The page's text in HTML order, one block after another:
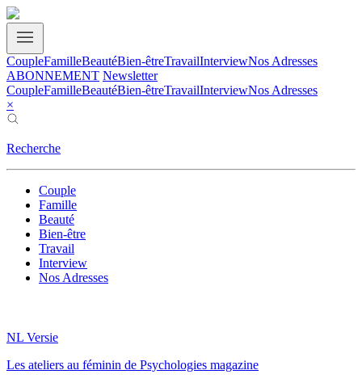
CoupleFamilleBeautéBien-êtreTravailInterviewNos Adresses
ABONNEMENT Newsletter
CoupleFamilleBeautéBien-êtreTravailInterviewNos Adresses
×
Recherche
Couple
Famille
Beauté
Bien-être
Travail
Interview
Nos Adresses
NL Versie
Les ateliers au féminin de Psychologies magazine